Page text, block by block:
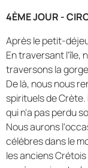
4ÈME JOUR -
Après le petit-
En traversant l'île,
traversons la
De là, nous nous
spirituels de
qui n'a pas perdu
Nous aurons
célèbres dans le
les anciens